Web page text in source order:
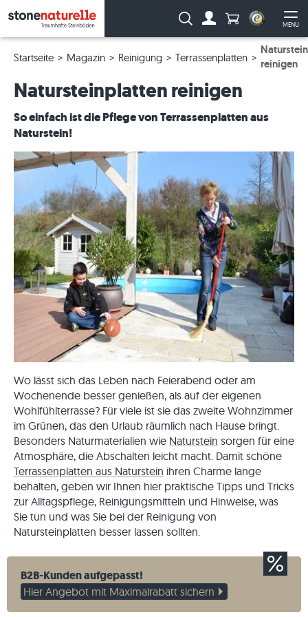
MENU
Suche: Anzahl
Startseite Magazin Reinigung Terrassenplatten
reinigen
Natursteinplatten reinigen
So einfach ist die Pflege von Terrassenplatten aus
Naturstein!
Wo lässt sich das Leben nach Feierabend oder am
Wochenende besser genießen, als auf der eigenen
Wohlfühlterrasse? Für viele ist sie das zweite Wohnzimmer
im Grünen, das den Urlaub räumlich nach Hause bringt.
Besonders Naturmaterialien wie Naturstein sorgen für eine
Atmosphäre, die Abschalten leicht macht. Damit schöne
Terrassenplatten aus Naturstein ihren Charme lange
behalten, geben wir Ihnen hier praktische Tipps und Tricks
zur Alltagspflege, Reinigungsmitteln und Hinweise, was
Sie tun und was Sie bei der Reinigung von
Natursteinplatten besser lassen sollten.
B2B-Kunden aufgepasst!
Hier Angebot mit Maximalrabatt sichern